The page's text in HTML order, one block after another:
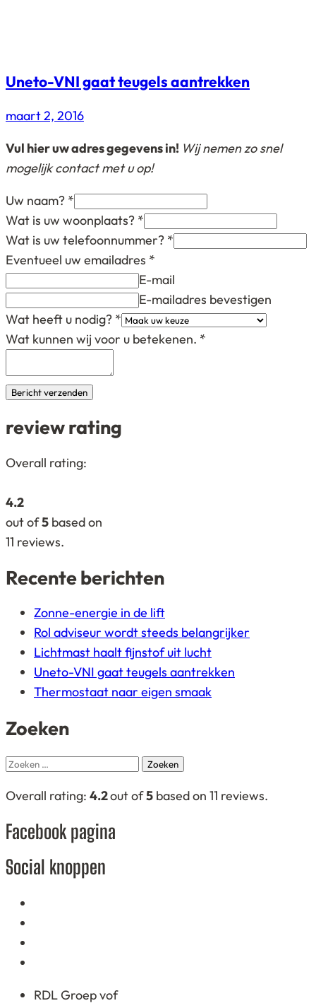
Uneto-VNI gaat teugels aantrekken
maart 2, 2016
Vul hier uw adres gegevens in! Wij nemen zo snel
mogelijk contact met u op!
Uw naam? *
Wat is uw woonplaats? *
Wat is uw telefoonnummer? *
Eventueel uw emailadres *
E-mail
E-mailadres bevestigen
Wat heeft u nodig? *
Wat kunnen wij voor u betekenen. *
Bericht verzenden
review rating
4,2
based
on
12.345
Overall rating:
4.2
out of5 based on
11 reviews.
Recente berichten
Zonne-energie in de lift
Rol adviseur wordt steeds belangrijker
Lichtmast haalt fijnstof uit lucht
Uneto-VNI gaat teugels aantrekken
Thermostaat naar eigen smaak
Zoeken
Zoeken
4,2
based
12.345
Overall rating: 4.2out of5 based on 11 reviews.
Facebook pagina
Social knoppen
RDL Groep vof